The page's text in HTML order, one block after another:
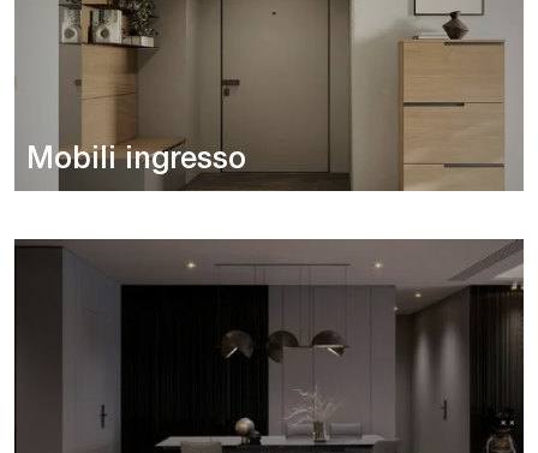
Mobili ingresso